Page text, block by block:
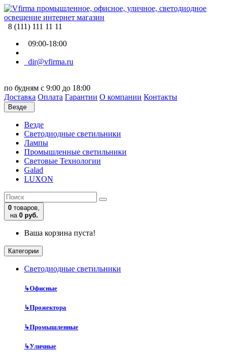
8 (111) 111 11 11
09:00-18:00
dir@vfirma.ru
по будням с 9:00 до 18:00
Доставка Оплата Гарантии О компании Контакты
Везде
Везде
Cветодиодные светильники
Лампы
Промышленные светильники
Световые Технологии
Galad
LUXON
0 товаров,
на 0 руб.
Ваша корзина пуста!
Категории
Cветодиодные светильники
↳Офисные
↳Прожектора
↳Промышленные
↳Уличные